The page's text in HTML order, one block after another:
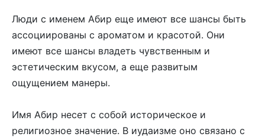
Люди с именем Абир еще имеют все шансы быть
ассоциированы с ароматом и красотой. Они
имеют все шансы владеть чувственным и
эстетическим вкусом, а еще развитым
ощущением манеры.
Имя Абир несет с собой историческое и
религиозное значение. В иудаизме оно связано с